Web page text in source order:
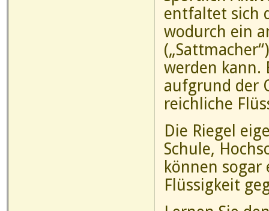
entfaltet sich
wodurch ein
werden kann.
aufgrund der
reichliche
Die Riegel
Schule,
können
Flüssigkeit